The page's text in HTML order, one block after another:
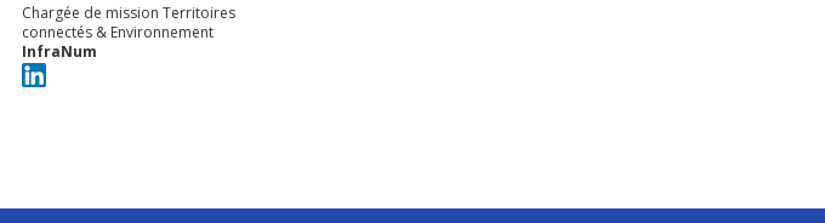
Chargée de mission Territoires
connectés & Environnement
InfraNum